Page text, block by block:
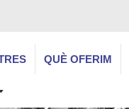
QUÈ OFERIM